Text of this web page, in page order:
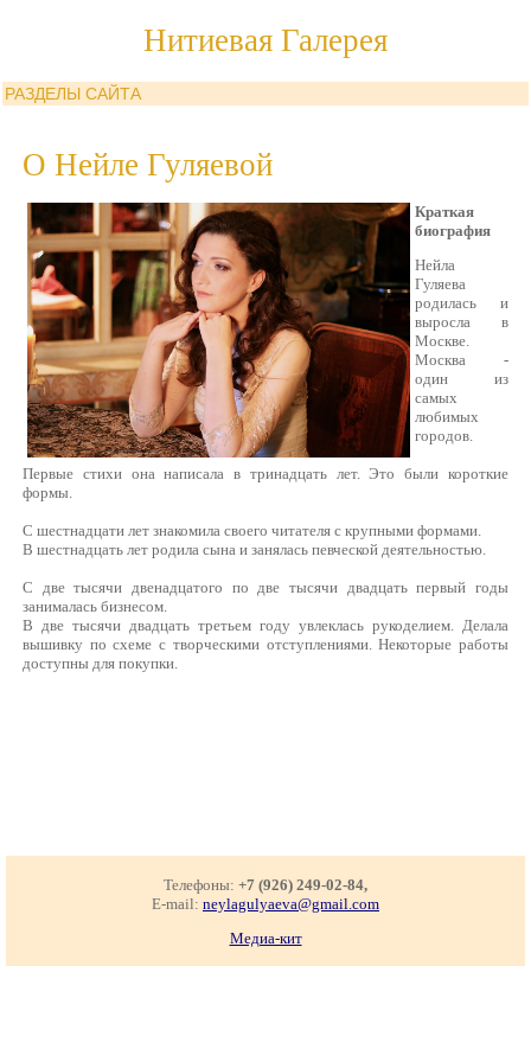
Нитиевая Галерея
РАЗДЕЛЫ САЙТА
О Нейле Гуляевой
Краткая
биография
Нейла
Гуляева
родилась и
выросла в
Москве.
Москва -
один из
самых
любимых
городов.
Первые стихи она написала в тринадцать лет. Это были короткие
формы.
С шестнадцати лет знакомила своего читателя с крупными формами.
В шестнадцать лет родила сына и занялась певческой деятельностью.
С две тысячи двенадцатого по две тысячи двадцать первый годы
занималась бизнесом.
В две тысячи двадцать третьем году увлеклась рукоделием. Делала
вышивку по схеме с творческими отступлениями. Некоторые работы
доступны для покупки.
Телефоны: +7 (926) 249-02-84,
E-mail: neylagulyaeva@gmail.com
Медиа-кит